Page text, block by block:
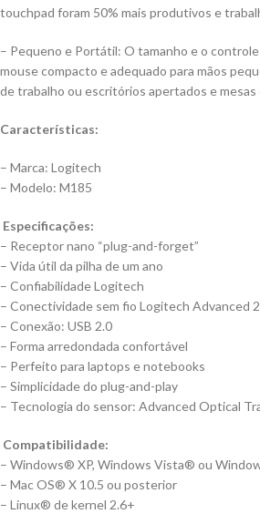
touchpad foram 50% mais produtivos e
– Pequeno e Portátil: O tamanho e o
mouse compacto e adequado para mãos
de trabalho ou escritórios apertados e mesas
Características:
– Marca: Logitech
– Modelo: M185
Especificações:
– Receptor nano “plug-and-forget”
– Vida útil da pilha de um ano
– Confiabilidade Logitech
– Conectividade sem fio Logitech Advanced
– Conexão: USB 2.0
– Forma arredondada confortável
– Perfeito para laptops e notebooks
– Simplicidade do plug-and-play
– Tecnologia do sensor: Advanced Optical
Compatibilidade:
– Windows® XP, Windows Vista® ou
– Mac OS® X 10.5 ou posterior
– Linux® de kernel 2.6+